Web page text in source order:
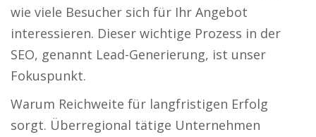
wie viele Besucher sich für Ihr Angebot
interessieren. Dieser wichtige Prozess in der
SEO, genannt Lead-Generierung, ist unser
Fokuspunkt.
Warum Reichweite für langfristigen Erfolg
sorgt. Überregional tätige Unternehmen